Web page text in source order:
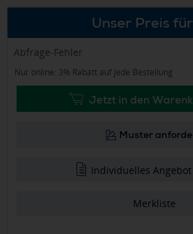
Unser Preis
Abfrage-Fehler
Nur online: 3% Rabatt auf jede Bestellung
Jetzt in den
Muster
Individuelles
Merkliste